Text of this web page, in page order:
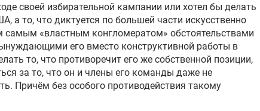
своей избирательной кампании или хотел бы делать
а то, что диктуется по большей части искусственно
самым «властным конгломератом» обстоятельствами
его вместо конструктивной работы в
то, что противоречит его же собственной позиции,
за то, что он и члены его команды даже не
Причём без особого противодействия такому